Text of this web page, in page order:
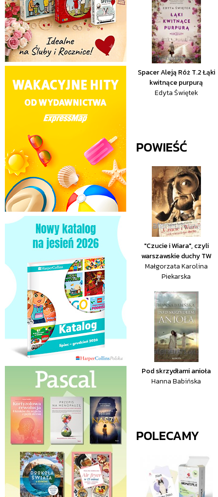
Spacer Aleją Róż T.2 Łąki
kwitnące purpurą
Edyta Świętek
POWIEŚĆ
"Czucie i Wiara", czyli
warszawskie duchy TW
Małgorzata Karolina
Piekarska
Pod skrzydłami anioła
Hanna Babińska
POLECAMY